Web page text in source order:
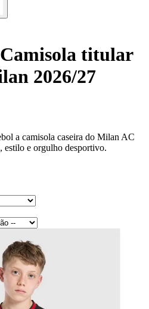
Camisola titular
2026/27
a camisola caseira do Milan AC
estilo e orgulho desportivo.